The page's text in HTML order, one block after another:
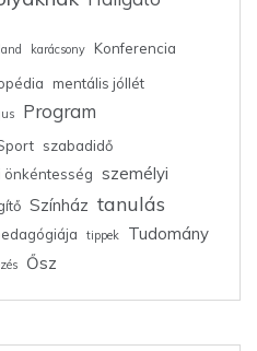
karácsony
Konferencia
mentális jóllét
Program
szabadidő
önkéntesség személyi
Színház tanulás
tippek Tudomány
Ősz